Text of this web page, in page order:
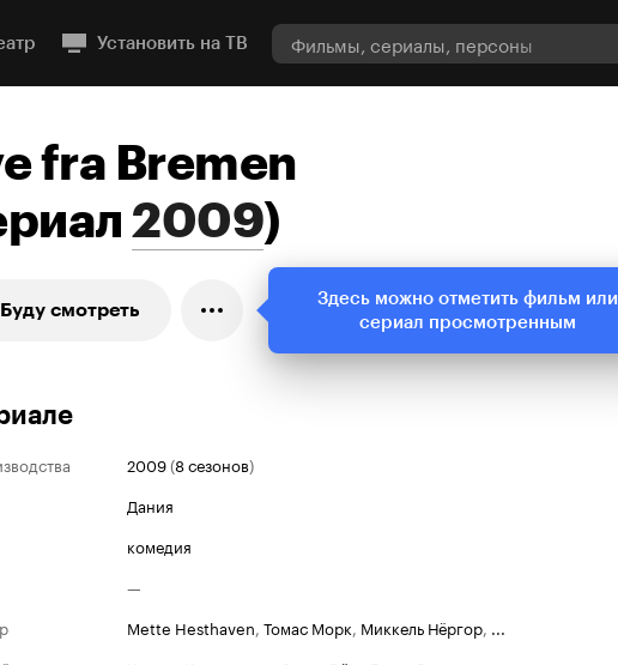
Установить на ТВ
fra Bremen
2009)
Буду смотреть
2009(8 сезонов)
Дания
комедия
—
Mette Hesthaven, Томас Морк, Миккель Нёргор, ...
Здесь можно отметить фильм или
сериал просмотренным